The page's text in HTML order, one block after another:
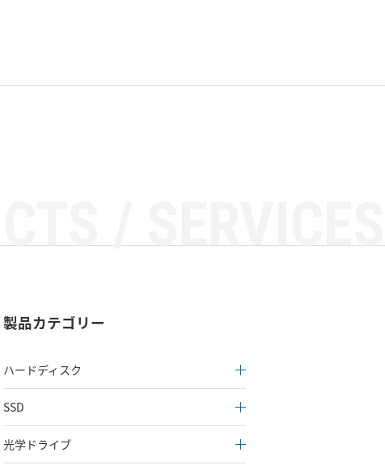
製品カテゴリー
ハードディスク
SSD
光学ドライブ